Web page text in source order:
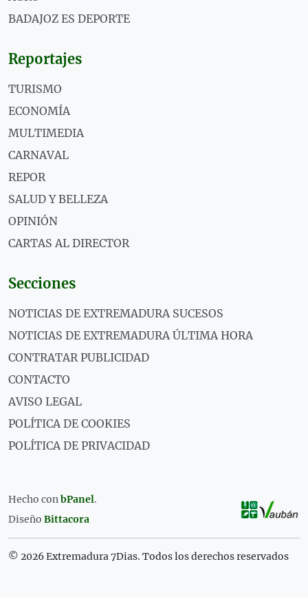
BADAJOZ ES DEPORTE
Reportajes
TURISMO
ECONOMÍA
MULTIMEDIA
CARNAVAL
REPOR
SALUD Y BELLEZA
OPINIÓN
CARTAS AL DIRECTOR
Secciones
NOTICIAS DE EXTREMADURA SUCESOS
NOTICIAS DE EXTREMADURA ÚLTIMA HORA
CONTRATAR PUBLICIDAD
CONTACTO
AVISO LEGAL
POLÍTICA DE COOKIES
POLÍTICA DE PRIVACIDAD
Hecho conbPanel.
Diseño Bittacora
© 2026 Extremadura 7Dias. Todos los derechos reservados